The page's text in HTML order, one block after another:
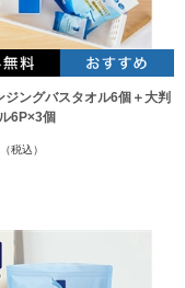
ジングバスタオル6個＋大判
6P×3個
（税込）